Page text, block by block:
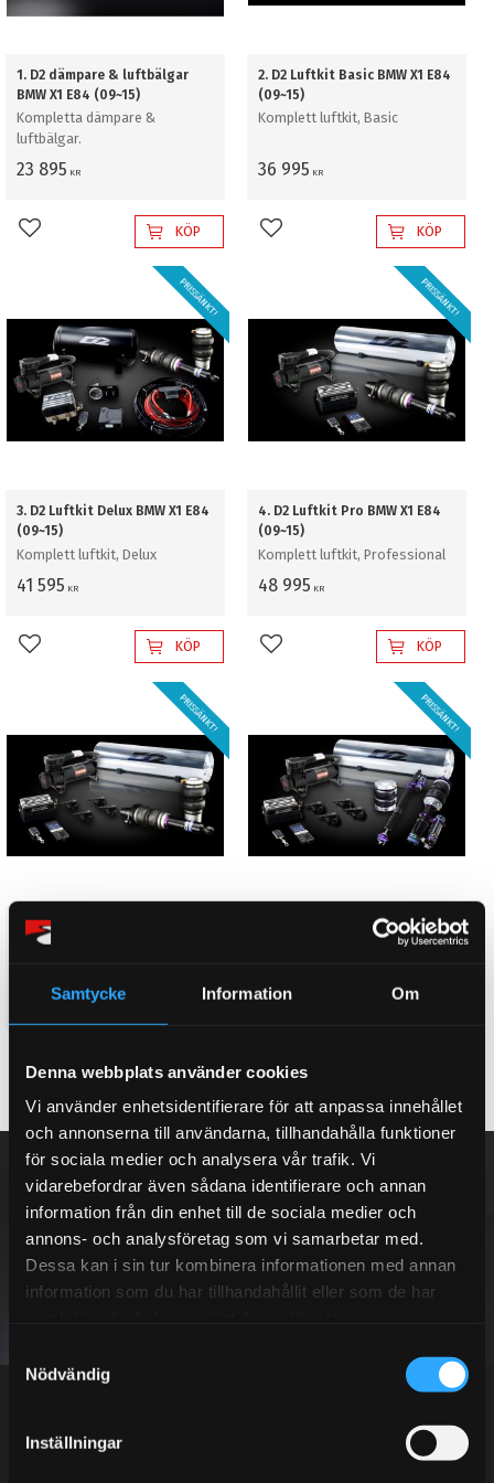
Samtycke Information Om
Denna webbplats använder cookies
Vi använder enhetsidentifierare för att anpassa innehållet
och annonserna till användarna, tillhandahålla funktioner
för sociala medier och analysera vår trafik. Vi
vidarebefordrar även sådana identifierare och annan
information från din enhet till de sociala medier och
annons- och analysföretag som vi samarbetar med.
Dessa kan i sin tur kombinera informationen med annan
information som du har tillhandahållit eller som de har
Nödvändig
Inställningar
1. D2 dämpare & luftbälgar
BMW X1 E84 (09~15)
Kompletta dämpare &
luftbälgar.
23 895 KR
Lägg till i favoriterKÖP
2. D2 Luftkit Basic BMW X1 E84
(09~15)
Komplett luftkit, Basic
36 995 KR
Lägg till i favoriterKÖP
3. D2 Luftkit Delux BMW X1 E84
(09~15)
Komplett luftkit, Delux
41 595 KR
PRISSÄNKT!
Lägg till i favoriterKÖP
4. D2 Luftkit Pro BMW X1 E84
(09~15)
Komplett luftkit, Professional
48 995 KR
PRISSÄNKT!
Lägg till i favoriterKÖP
5. D2 Luftkit Gold BMW X1 E84
(09~15)
53 995
PRISSÄNKT!
Lägg till i favoriter
6. D2 Luftkit Diamond BMW X1
65 795
PRISSÄNKT!
Lägg till i favoriter
NYHETSBREV
PRENUMERERA